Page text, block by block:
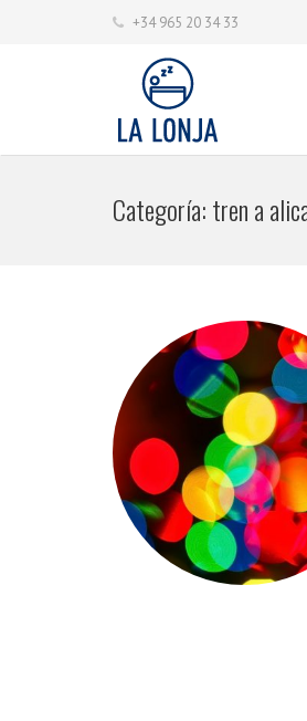
+34 965 20 34 33
Categoría:tren a